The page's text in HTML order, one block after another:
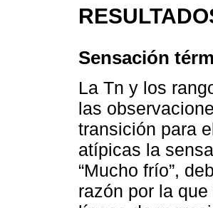
Sensación
La Tn y los
las
transición para
atípicas la
“Mucho frío”,
razón por la